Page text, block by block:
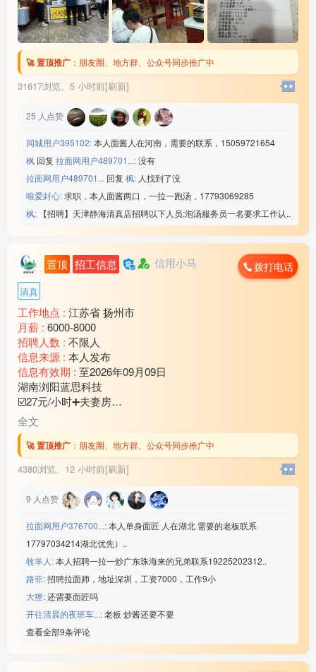
🚀 置顶推广 ： 朋友圈、地方群、公众号同步推广中
31617浏览、 5 小时前[刷新]
25 人点赞
同城用户395102:本人面酱人在河南，需要的联系，15059721654
枫 回复 拉面网用户489701...:没有
拉面网用户489701... 回复 枫: 人找到了没
唯爱封心:求职，本人面酱两口，一拉一跑汤，17793069285
枫: 【招聘】天津静海清真店招聘以下人员:泡汤服务员一名要求工作认..
置顶 招工信息 信用小马 拨打电话
清真
工作地点 : 江苏省 扬州市
月薪 : 6000-8000
招聘人数 : 不限人
信息来源 : 本人发布
信息有效期 : 至2026年09月09日
湖南浏阳蓝思科技
☑️27元/小时➕夫妻房
☑️年龄18-50岁（查流水）
☑️回族/汉族➕查案底
☑️需要认识字,不做体检
综合工资65***00/月
联系微信：www235350
————————————
3⃣️江苏昆山联滔电子
☑️工资:22元/小时
☑️回族/汉族,刷卡吃饭
☑️年龄男23-45/女48岁
☑️需要厂车,坐班不体检
综合工资55***00/月
微信：www235350
————————————
4⃣️昆明手机配件厂
☑️22元/小时
☑️年龄18-45岁（查流水）
全文
🚀 置顶推广 ： 朋友圈、地方群、公众号同步推广中
4380浏览、 12 小时前[刷新]
9 人点赞
拉面网用户376700...:本人单身面匠 人在湖北 需要的老板联系
17797034214湖北优先）..
牧羊人:本人招聘一拉一炒广东珠海来的兄弟联系19225202312..
路菲:招聘拉面师，地址深圳，工资7000，工作9小
大狸:还需要面匠吗
开往清晨的夜班车...:老板 炒酱还要不要
查看全部9条评论